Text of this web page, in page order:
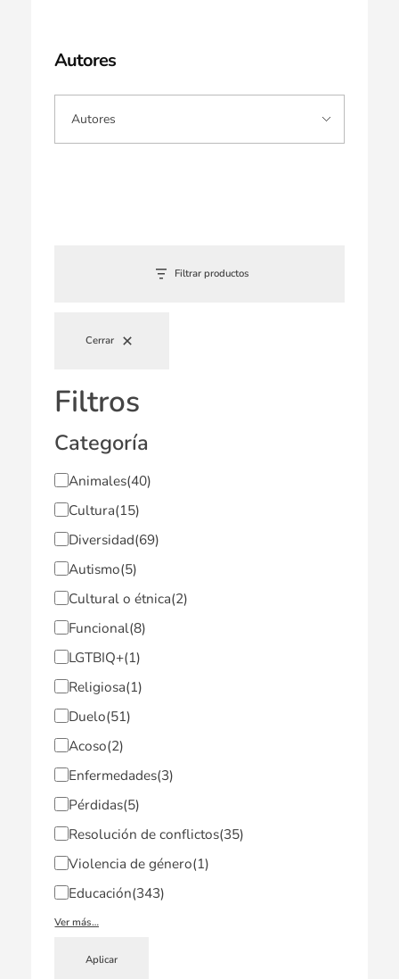
Autores
Filtrar productos
Cerrar
Filtros
Categoría
Animales(40)
Cultura(15)
Diversidad(69)
Autismo(5)
Cultural o étnica(2)
Funcional(8)
LGTBIQ+(1)
Religiosa(1)
Duelo(51)
Acoso(2)
Enfermedades(3)
Pérdidas(5)
Resolución de conflictos(35)
Violencia de género(1)
Educación(343)
Ver más…
Aplicar